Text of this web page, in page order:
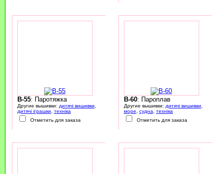
B-55: Паротяжка
Другие вышивки: дитячі вишивки
дитячі іграшки
техніка
Отметить для заказа
B-60: Пароплав
Другие вышивки: дитячі вишивки
море
судна
техніка
Отметить для заказа